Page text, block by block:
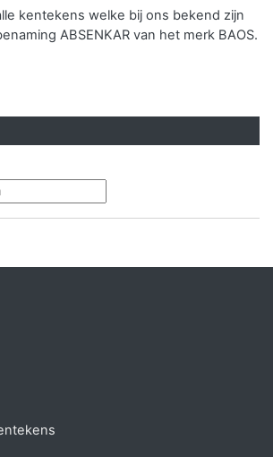
kentekens welke bij ons bekend zijn
ABSENKAR van het merk BAOS.